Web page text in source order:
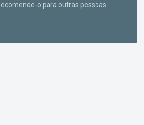
o para outras pessoas.